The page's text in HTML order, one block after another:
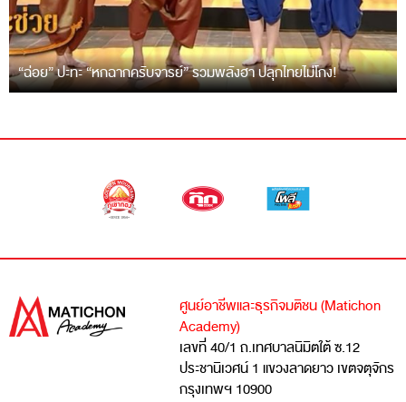
“ฉ่อย” ปะทะ “หกฉากครับจารย์” รวมพลังฮา ปลุกไทยไม่โกง!
ศูนย์อาชีพและธุรกิจมติชน (Matichon
Academy)
เลขที่ 40/1 ถ.เทศบาลนิมิตใต้ ซ.12
ประชานิเวศน์ 1 แขวงลาดยาว เขตจตุจักร
กรุงเทพฯ 10900